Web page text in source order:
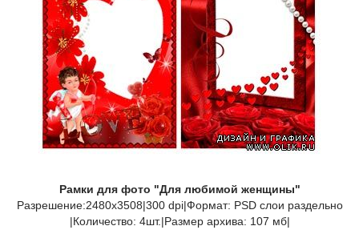
Рамки для фото "Для любимой женщины"
Разрешение:2480х3508|300 dpi|Формат: PSD слои раздельно
|Количество: 4шт.|Размер архива: 107 мб|